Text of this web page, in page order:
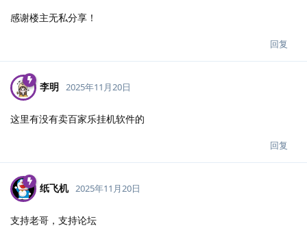
感谢楼主无私分享！
回复
李明 2025年11月20日
这里有没有卖百家乐挂机软件的
回复
纸飞机 2025年11月20日
支持老哥，支持论坛